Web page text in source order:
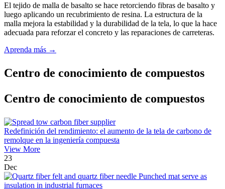
El tejido de malla de basalto se hace retorciendo fibras de basalto y
luego aplicando un recubrimiento de resina. La estructura de la
malla mejora la estabilidad y la durabilidad de la tela, lo que la hace
adecuada para reforzar el concreto y las reparaciones de carreteras.
Aprenda más →
Centro de conocimiento de compuestos
Centro de conocimiento de compuestos
Redefinición del rendimiento: el aumento de la tela de carbono de
remolque en la ingeniería compuesta
View More
23
Dec